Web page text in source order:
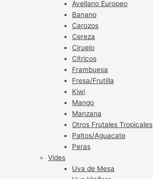
Avellano Europeo
Banano
Carozos
Cereza
Ciruelo
Cítricos
Frambuesa
Fresa/Frutilla
Kiwi
Mango
Manzana
Otros Frutales Tropicales
Paltos/Aguacate
Peras
Vides
Uva de Mesa